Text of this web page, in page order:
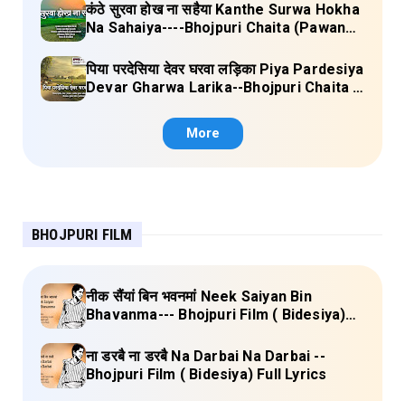
कंठे सुरवा होख ना सहैया Kanthe Surwa Hokha
Na Sahaiya----Bhojpuri Chaita (Pawan
पिया परदेसिया देवर घरवा लड़िका Piya Pardesiya
Devar Gharwa Larika--Bhojpuri Chaita (
More
BHOJPURI FILM
नीक सैंयां बिन भवनमां Neek Saiyan Bin
Bhavanma--- Bhojpuri Film ( Bidesiya)
ना डरबै ना डरबै Na Darbai Na Darbai --
Bhojpuri Film ( Bidesiya) Full Lyrics